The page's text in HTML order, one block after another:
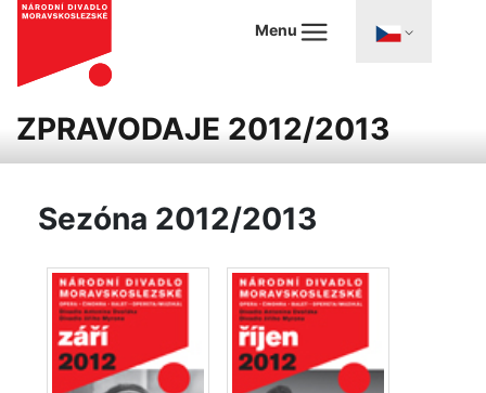
Menu
ZPRAVODAJE 2012/2013
Sezóna 2012/2013